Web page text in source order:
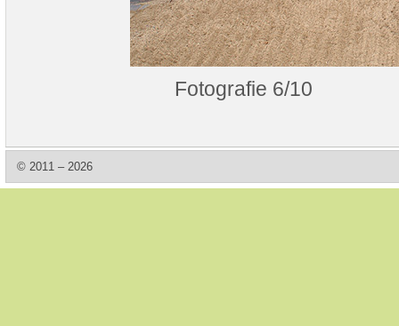
Fotografie 6/10
© 2011 – 2026